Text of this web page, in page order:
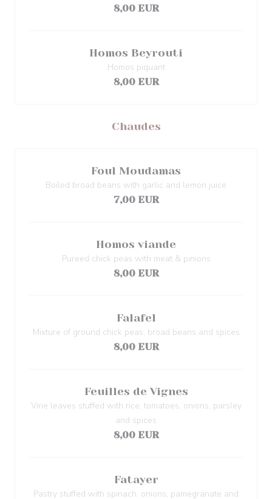
8,00 EUR
Homos Beyrouti
Homos piquant
8,00 EUR
Chaudes
Foul Moudamas
Boiled broad beans with garlic and lemon juice
7,00 EUR
Homos viande
Pureed chick peas with meat & pinions
8,00 EUR
Falafel
Mixture of ground chick peas, broad beans and spices
8,00 EUR
Feuilles de Vignes
Vine leaves stuffed with rice, tomatoes, onions, parsley
and spices
8,00 EUR
Fatayer
Pastry stuffed with spinach, onions, pamegranate and